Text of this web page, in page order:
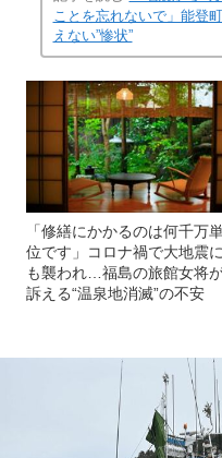
ことを忘れないで」能登
えない”惨状”
「修繕にかかるのは何千万
位です」コロナ禍で大地震に
も襲われ…福島の旅館女将
訴える“温泉地消滅”の不安